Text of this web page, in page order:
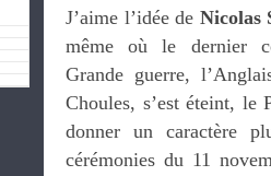
J’aime l’idée de Nicolas
même où le dernier
Grande guerre,
Choules, s’est éteint, le
donner un caractère
cérémonies du 11